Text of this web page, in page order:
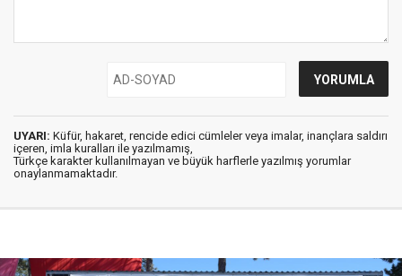
UYARI: Küfür, hakaret, rencide edici cümleler veya imalar, inançlara saldırı
içeren, imla kuralları ile yazılmamış,
Türkçe karakter kullanılmayan ve büyük harflerle yazılmış yorumlar
onaylanmamaktadır.